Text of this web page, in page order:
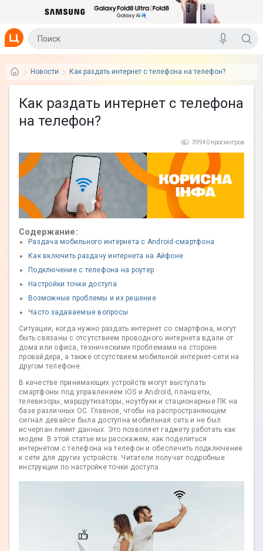
Новости Как раздать интернет с телефона на телефон?
Как раздать интернет с телефона
на телефон?
39940 просмотров
Содержание:
Раздача мобильного интернета с Android-смартфона
Как включить раздачу интернета на Айфоне
Подключение с телефона на роутер
Настройки точки доступа
Возможные проблемы и их решение
Часто задаваемые вопросы
Ситуации, когда нужно раздать интернет со смартфона, могут
быть связаны с отсутствием проводного интернета вдали от
дома или офиса, техническими проблемами на стороне
провайдера, а также отсутствием мобильной интернет-сети на
другом телефоне.
В качестве принимающих устройств могут выступать
смартфоны под управлением iOS и Android, планшеты,
телевизоры, маршрутизаторы, ноутбуки и стационарные ПК на
базе различных ОС. Главное, чтобы на распространяющем
сигнал девайсе была доступна мобильная сеть и не был
исчерпан лимит данных. Это позволяет гаджету работать как
модем. В этой статье мы расскажем, как поделиться
интернетом с телефона на телефон и обеспечить подключение
к сети для других устройств. Читатели получат подробные
инструкции по настройке точки доступа.